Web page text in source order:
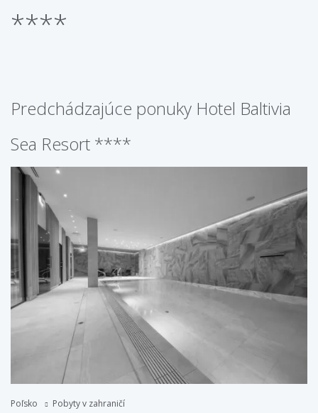
****
Predchádzajúce ponuky Hotel Baltivia
Sea Resort ****
Poľsko Pobyty v zahraničí